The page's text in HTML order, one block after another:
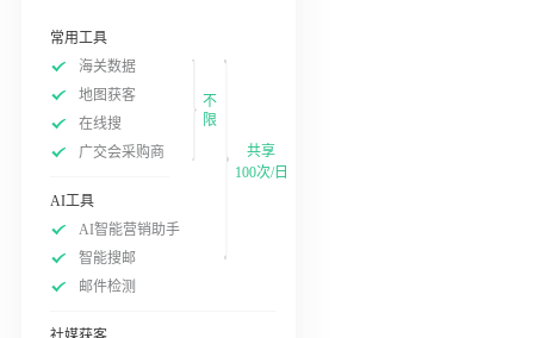
常用工具
海关数据
地图获客
在线搜
广交会采购商
不
限
AI工具
AI智能营销助手
智能搜邮
邮件检测
共享
100次/日